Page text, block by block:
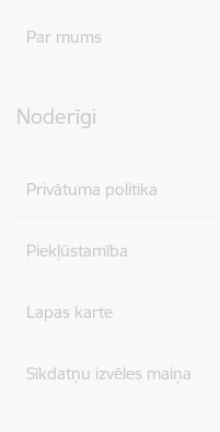
Par mums
Noderīgi
Privātuma politika
Piekļūstamība
Lapas karte
Sīkdatņu izvēles maiņa